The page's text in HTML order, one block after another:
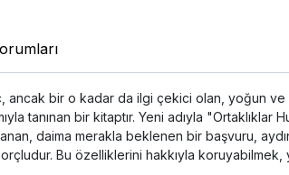
ancak bir o kadar da ilgi çekici olan,
tanınan bir kitaptır. Yeni adıyla "Ortaklıklar
daima merakla beklenen bir başvuru,
Bu özelliklerini hakkıyla